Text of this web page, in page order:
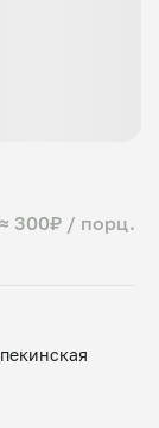
≈ 300₽ / порц.